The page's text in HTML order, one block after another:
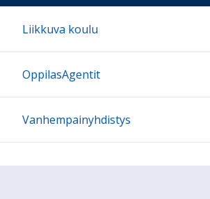
Liikkuva koulu
OppilasAgentit
Vanhempainyhdistys